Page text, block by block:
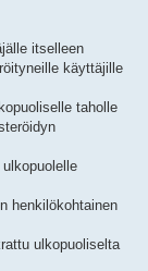
itselleen
käyttäjille
taholle
henkilökohtainen
ulkopuoliselta